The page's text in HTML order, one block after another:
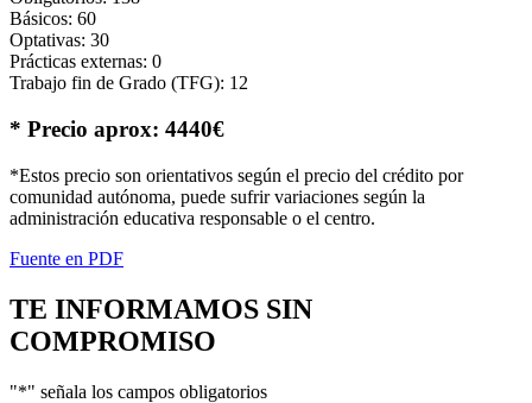
Básicos: 60
Optativas: 30
Prácticas externas: 0
Trabajo fin de Grado (TFG): 12
* Precio aprox: 4440€
*Estos precio son orientativos según el precio del crédito por
comunidad autónoma, puede sufrir variaciones según la
administración educativa responsable o el centro.
Fuente en PDF
TE INFORMAMOS SIN
COMPROMISO
"*" señala los campos obligatorios